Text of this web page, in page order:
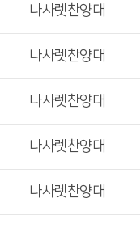
나사렛찬양대
나사렛찬양대
나사렛찬양대
나사렛찬양대
나사렛찬양대